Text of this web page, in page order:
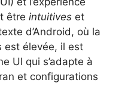
être intuitives et
d’Android, où la
est élevée, il est
UI qui s’adapte à
et configurations